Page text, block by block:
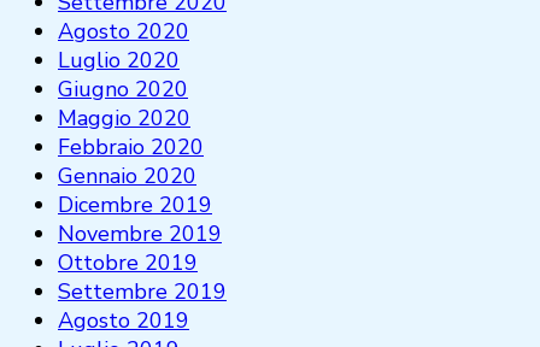
Agosto 2020
Luglio 2020
Giugno 2020
Maggio 2020
Febbraio 2020
Gennaio 2020
Dicembre 2019
Novembre 2019
Ottobre 2019
Settembre 2019
Agosto 2019